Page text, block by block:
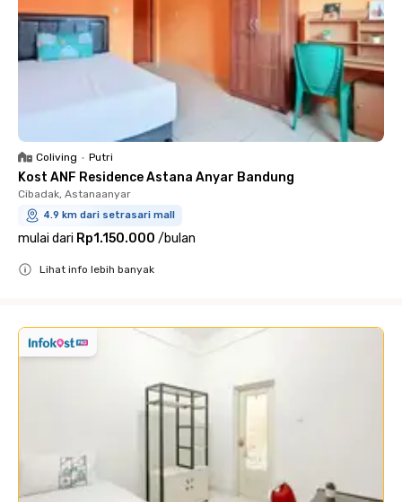
Coliving • Putri
Kost ANF Residence Astana Anyar Bandung
Cibadak, Astanaanyar
4.9 km dari setrasari mall
mulai dari Rp1.150.000 /bulan
Lihat info lebih banyak